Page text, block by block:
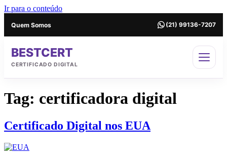
Ir para o conteúdo
Quem Somos (21) 99136-7207
BESTCERT
CERTIFICADO DIGITAL
Tag: certificadora digital
Certificado Digital nos EUA